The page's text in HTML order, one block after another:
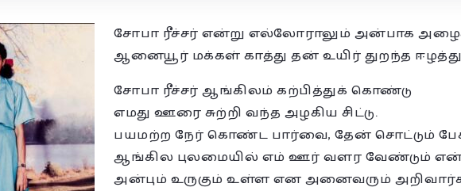
சோபா ரீச்சர் என்று எல்லோராலும் அன்பாக
ஆனையூர் மக்கள் காத்து தன் உயிர் துறந்த
சோபா ரீச்சர் ஆங்கிலம் கற்பித்துக் கொண்டு
எமது ஊரை சுற்றி வந்த அழகிய சிட்டு.
பயமற்ற நேர் கொண்ட பார்வை, தேன் சொட்டும்
ஆங்கில புலமையில் எம் ஊர் வளர வேண்டும்
அன்பும் உருகும் உள்ள என அனைவரும்